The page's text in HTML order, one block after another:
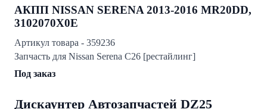
АКПП NISSAN SERENA 2013-2016 MR20DD,
3102070X0E
Артикул товара - 359236
Запчасть для Nissan Serena C26 [рестайлинг]
Под заказ
Дискаунтер Автозапчастей DZ25